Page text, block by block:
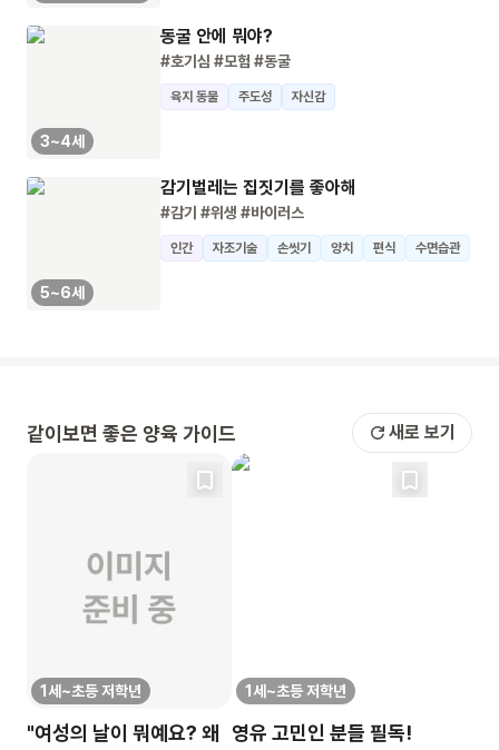
3~4세
동굴 안에 뭐야?
#호기심 #모험 #동굴
육지 동물 주도성 자신감
5~6세
감기벌레는 집짓기를 좋아해
#감기 #위생 #바이러스
인간 자조기술 손씻기 양치 편식 수면습관
같이보면 좋은 양육 가이드 새로 보기
1세~초등 저학년
"여성의 날이 뭐예요? 왜
1세~초등 저학년
영유 고민인 분들 필독!